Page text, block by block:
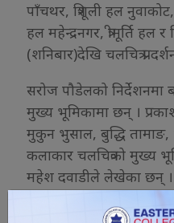
पाँचथर, त्रिशूली हल
हल महेन्द्रनगर, त्रीमूर्ति
(शनिबार)देखि चलचित्र
सरोज पौडेलको निर्देशनमा
मुख्य भूमिकामा छन् ।
मुकुन भुसाल, बुद्धि तामाङ,
कलाकार चलचित्रको मुख्य
महेश दवाडीले लेखेका छन् ।
फिल्मसको प्रस्तुति रहेको